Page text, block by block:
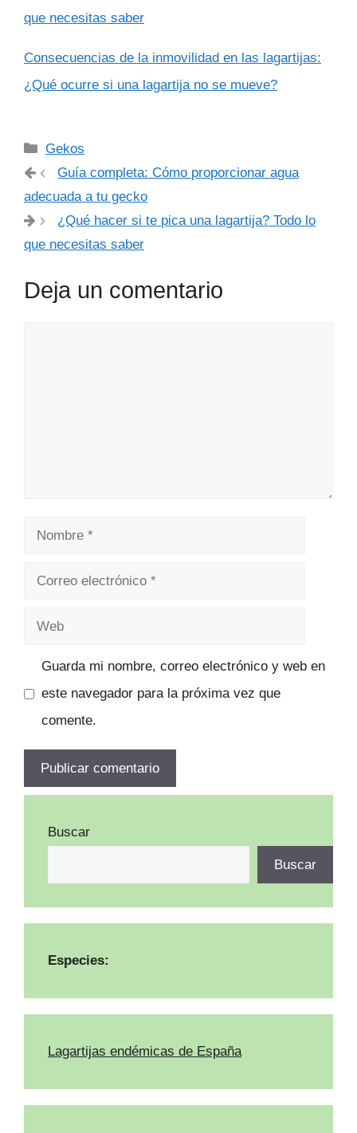
que necesitas saber
Consecuencias de la inmovilidad en las lagartijas:
¿Qué ocurre si una lagartija no se mueve?
Categorías
Gekos
Guía completa: Cómo proporcionar agua
adecuada a tu gecko
¿Qué hacer si te pica una lagartija? Todo lo
que necesitas saber
Deja un comentario
Nombre
Correo
Web
Guarda mi nombre, correo electrónico y web en
este navegador para la próxima vez que
comente.
Buscar
Buscar
Especies:
Lagartijas endémicas de España